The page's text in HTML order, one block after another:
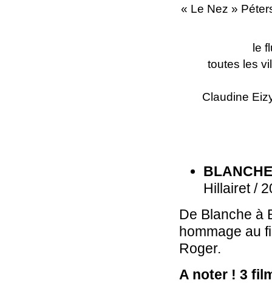
« Le Nez »
le
toutes les
Claudine
Hillairet /
De Blanche à
hommage au
Roger.
A noter ! 3